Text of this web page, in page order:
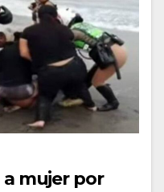
mujer por